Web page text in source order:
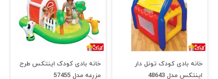
خانه بادی کودک تونل دار
اینتکس مدل 48643
خانه بادی کودک اینتکس طرح
مزرعه مدل 57455